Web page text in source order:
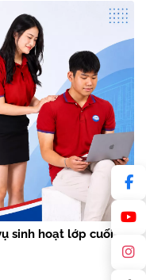
sinh hoạt lớp cuối